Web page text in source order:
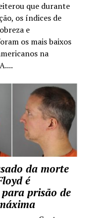
que durante
os índices de
e
os mais baixos
na
da morte
é
prisão de